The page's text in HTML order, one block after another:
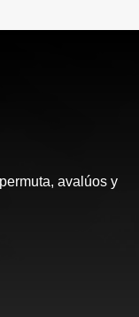
avalúos y